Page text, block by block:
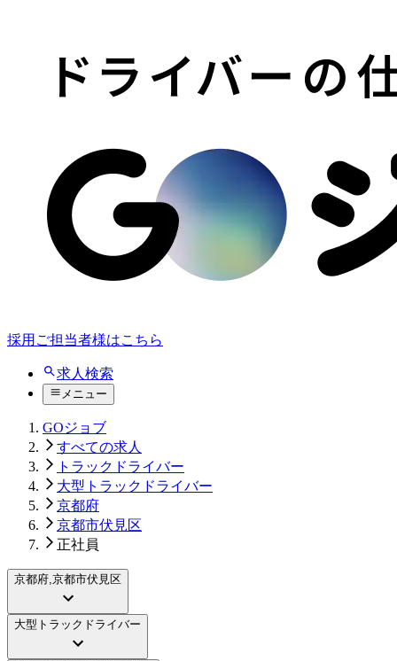
採用ご担当者様はこちら
求人検索
メニュー
GOジョブ
すべての求人
トラックドライバー
大型トラックドライバー
京都府
京都市伏見区
正社員
京都府,京都市伏見区
大型トラックドライバー